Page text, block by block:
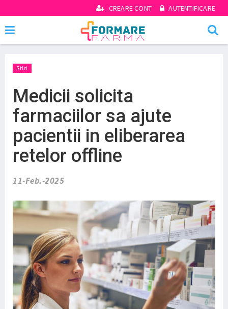
CREARE CONT AUTENTIFICARE
Stiri
Medicii solicita
farmaciilor sa ajute
pacientii in eliberarea
retelor offline
11-Feb.-2025